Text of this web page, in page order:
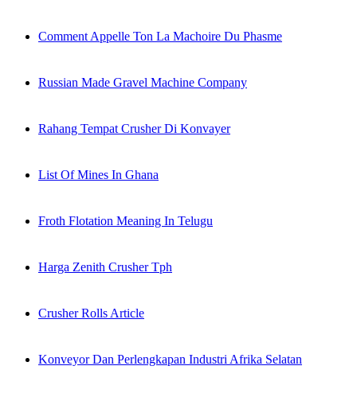
Comment Appelle Ton La Machoire Du Phasme
Russian Made Gravel Machine Company
Rahang Tempat Crusher Di Konvayer
List Of Mines In Ghana
Froth Flotation Meaning In Telugu
Harga Zenith Crusher Tph
Crusher Rolls Article
Konveyor Dan Perlengkapan Industri Afrika Selatan